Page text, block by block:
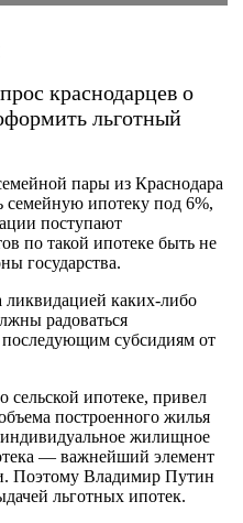
краснодарцев о
льготный
пары из Краснодара
семейную ипотеку под 6%,
поступают
по такой ипотеке быть не
государства.
ликвидацией каких-либо
радоваться
субсидиям от
сельской ипотеке, привел
построенного жилья
жилищное
— важнейший элемент
Поэтому Владимир Путин
льготных ипотек.